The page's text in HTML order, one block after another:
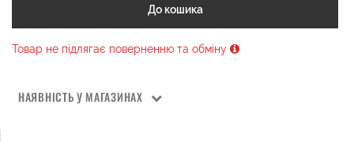
До кошика
Товар не підлягає поверненню та обміну
НАЯВНІСТЬ У МАГАЗИНАХ